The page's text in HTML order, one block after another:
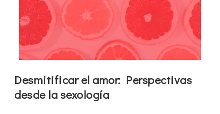
Desmitificar el amor: Perspectivas
desde la sexología